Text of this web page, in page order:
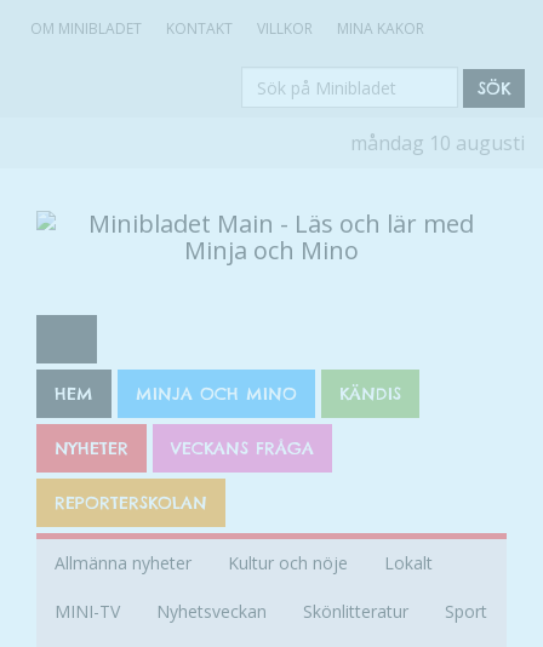
OM MINIBLADET KONTAKT VILLKOR MINA KAKOR
Sök
SÖK
måndag 10 augusti
HEM MINJA OCH MINO KÄNDIS
NYHETER VECKANS FRÅGA
REPORTERSKOLAN
Allmänna nyheter Kultur och nöje Lokalt
MINI-TV Nyhetsveckan Skönlitteratur Sport